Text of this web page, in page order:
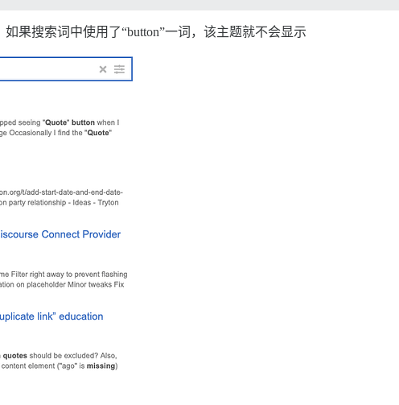
果搜索词中使用了“button”一词，该主题就不会显示